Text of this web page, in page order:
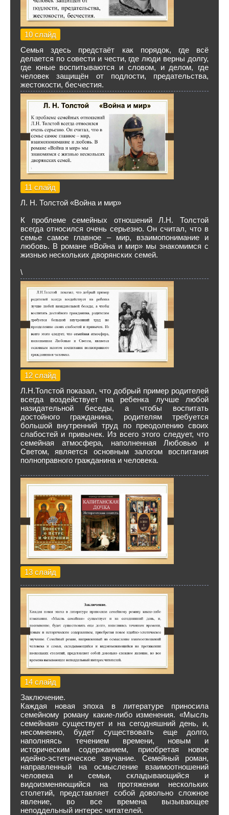
10 слайд
Семья здесь предстаёт как порядок, где всё
делается по совести и чести, где люди верны долгу,
где юные воспитываются и словом, и делом, где
человек защищён от подлости, предательства,
жестокости, бесчестия.
11 слайд
Л. Н. Толстой «Война и мир»
К проблеме семейных отношений Л.Н. Толстой
всегда относился очень серьезно. Он считал, что в
семье самое главное – мир, взаимопонимание и
любовь. В романе «Война и мир» мы знакомимся с
жизнью нескольких дворянских семей.
\
12 слайд
Л.Н.Толстой показал, что добрый пример родителей
всегда воздействует на ребенка лучше любой
назидательной беседы, а чтобы воспитать
достойного гражданина, родителям требуется
большой внутренний труд по преодолению своих
слабостей и привычек. Из всего этого следует, что
семейная атмосфера, наполненная Любовью и
Светом, является основным залогом воспитания
полноправного гражданина и человека.
13 слайд
14 слайд
Заключение.
Каждая новая эпоха в литературе приносила
семейному роману какие-либо изменения. «Мысль
семейная» существует и на сегодняшний день, и,
несомненно, будет существовать еще долго,
наполняясь течением времени, новым и
историческим содержанием, приобретая новое
идейно-эстетическое звучание. Семейный роман,
направленный на осмысление взаимоотношений
человека и семьи, складывающийся и
видоизменяющийся на протяжении нескольких
столетий, представляет собой довольно сложное
явление, во все времена вызывающее
неподдельный интерес читателей.